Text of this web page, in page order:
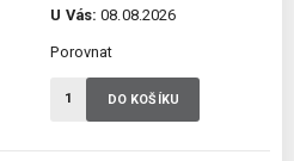
U Vás: 08.08.2026
Porovnat
DO KOŠÍKU